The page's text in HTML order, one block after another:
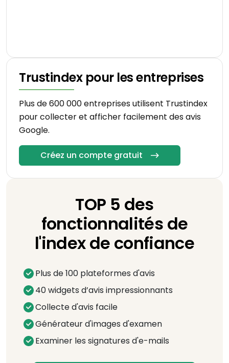
Trustindex pour les entreprises
Plus de 600 000 entreprises utilisent Trustindex
pour collecter et afficher facilement des avis
Google.
Créez un compte gratuit
TOP 5 des
fonctionnalités de
l'index de confiance
Plus de 100 plateformes d'avis
40 widgets d’avis impressionnants
Collecte d'avis facile
Générateur d'images d'examen
Examiner les signatures d'e-mails